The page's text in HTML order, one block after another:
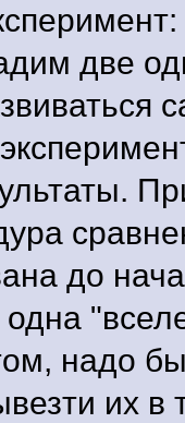
две
до
надо
их в